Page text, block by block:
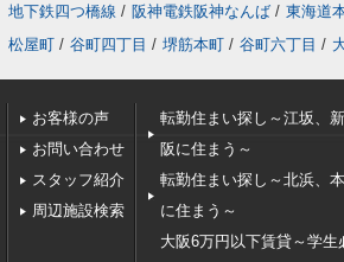
地下鉄四つ橋線 / 阪神電鉄阪神なんば / 東海道
松屋町 / 谷町四丁目 / 堺筋本町 / 谷町六丁目 /
お客様の声
お問い合わせ
スタッフ紹介
周辺施設検索
転勤住まい探し～江坂、
阪に住まう～
転勤住まい探し～北浜、
に住まう～
大阪6万円以下賃貸～学生